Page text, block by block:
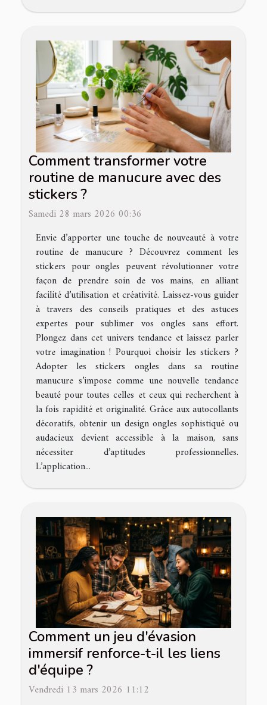
Comment transformer votre
routine de manucure avec des
stickers ?
Samedi 28 mars 2026 00:36
Envie d’apporter une touche de nouveauté à votre
routine de manucure ? Découvrez comment les
stickers pour ongles peuvent révolutionner votre
façon de prendre soin de vos mains, en alliant
facilité d’utilisation et créativité. Laissez-vous guider
à travers des conseils pratiques et des astuces
expertes pour sublimer vos ongles sans effort.
Plongez dans cet univers tendance et laissez parler
votre imagination ! Pourquoi choisir les stickers ?
Adopter les stickers ongles dans sa routine
manucure s’impose comme une nouvelle tendance
beauté pour toutes celles et ceux qui recherchent à
la fois rapidité et originalité. Grâce aux autocollants
décoratifs, obtenir un design ongles sophistiqué ou
audacieux devient accessible à la maison, sans
nécessiter d’aptitudes professionnelles.
L’application...
Comment un jeu d'évasion
immersif renforce-t-il les liens
d'équipe ?
Vendredi 13 mars 2026 11:12